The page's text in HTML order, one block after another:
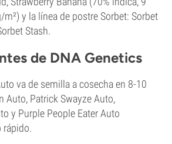
y la línea de postre Sorbet: Sorbet
Stash.
de DNA Genetics
va de semilla a cosecha en 8-10
Auto, Patrick Swayze Auto,
y Purple People Eater Auto
rápido.